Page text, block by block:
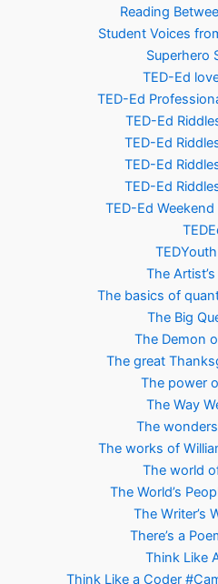
Reading
Student Voices
Superhero
TED-Ed
TED-Ed
TED-Ed
TED-Ed
TED-Ed
TED-Ed
TED-Ed
The
The basics of
The Big
The Demon
The great
The power
The Way
The
The works of
The world
The World’s
The Writer’s
There’s a
Think Like
Think Like a Coder